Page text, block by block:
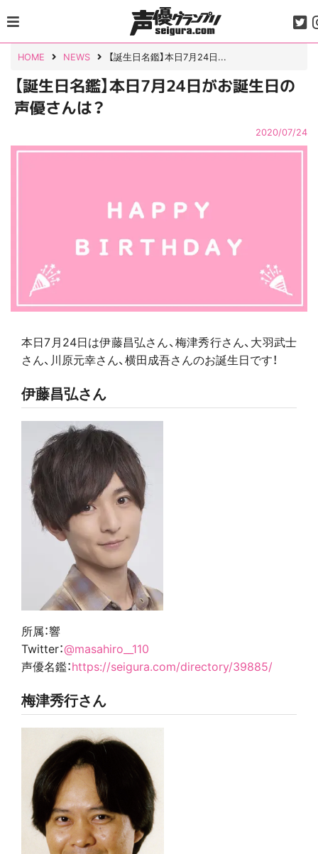
to
content
HOME NEWS 【誕生日名鑑】本日7月24日...
【誕生日名鑑】本日7月24日がお誕生日の
声優さんは？
2020/07/24
本日7月24日は伊藤昌弘さん、梅津秀行さん、大羽武士
さん、川原元幸さん、横田成吾さんのお誕生日です！
伊藤昌弘さん
所属：響
Twitter：@masahiro__110
声優名鑑：https://seigura.com/directory/39885/
梅津秀行さん